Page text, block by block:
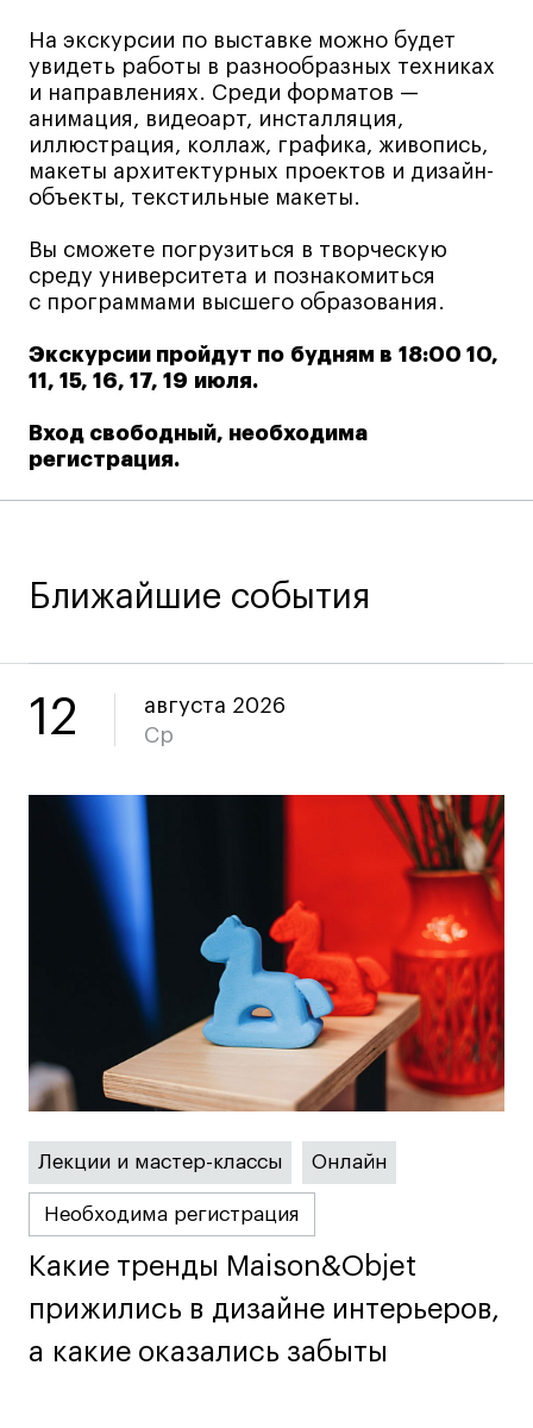
Фотография
Очно + онлайн
Все программы
Техникум
Специалист кино- и медиапродакшена
Графический дизайнер
Цифровой маркетолог
Технолог-конструктор одежды
Коммерческий фотограф
Все программы
Для школьников
Среднесрочные
О школе
События
Преподаватели
Лицензии и аккредитации
Для прессы
Связи с индустрией
Вакансии
Контакты
Поступающим
Условия поступления
Стоимость обучения
Иностранным студентам
На экскурсии по выставке можно будет
увидеть работы в разнообразных техниках
и направлениях. Среди форматов —
анимация, видеоарт, инсталляция,
иллюстрация, коллаж, графика, живопись,
макеты архитектурных проектов и дизайн-
объекты, текстильные макеты.
Вы сможете погрузиться в творческую
среду университета и познакомиться
с программами высшего образования.
Экскурсии пройдут по будням в 18:00 10,
11, 15, 16, 17, 19 июля.
Вход свободный, необходима
регистрация.
Ближайшие события
12
августа 2026
Ср
Лекции и мастер-классы Онлайн
Необходима регистрация
Какие тренды Maison&Objet
прижились в дизайне интерьеров,
а какие оказались забыты
Какие тренды Maison&Objet
прижились в дизайне интерьеров,
а какие оказались забыты